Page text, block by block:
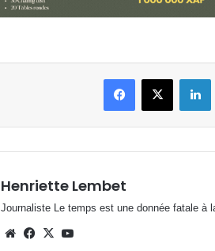
FacebookX
Henriette Lembet
Journaliste Le temps est une donnée fatale à
WebsiteFacebook
X